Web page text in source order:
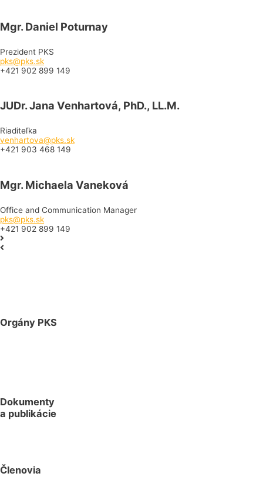
Mgr. Daniel Poturnay
Prezident PKS
pks@pks.sk
+421 902 899 149
JUDr. Jana Venhartová, PhD., LL.M.
Riaditeľka
venhartova@pks.sk
+421 903 468 149
Mgr. Michaela Vaneková
Office and Communication Manager
pks@pks.sk
+421 902 899 149
Orgány PKS
Dokumenty
a publikácie
Členovia